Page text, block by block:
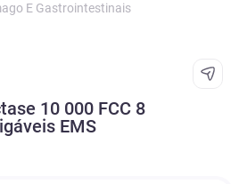
E Gastrointestinais
10 000 FCC 8
EMS